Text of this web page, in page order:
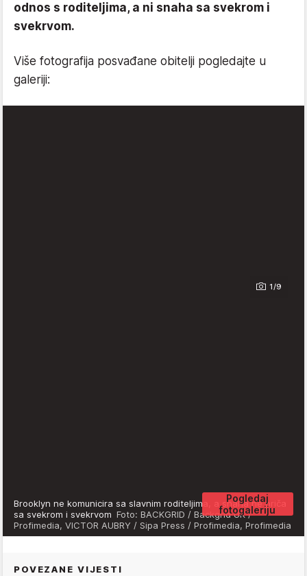
odnos s roditeljima, a ni snaha sa svekrom i
svekrvom.
Više fotografija posvađane obitelji pogledajte u
galeriji:
1/9
Pogledaj
fotogaleriju
Brooklyn ne komunicira sa slavnim roditeljima, a snaha ne priča
sa svekrom i svekrvom Foto: BACKGRID / Backgrid UK /
Profimedia, VICTOR AUBRY / Sipa Press / Profimedia, Profimedia
POVEZANE VIJESTI